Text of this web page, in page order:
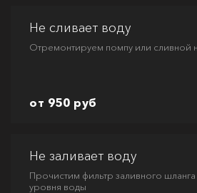
Не сливает воду
Отремонтируем помпу или сливной
от 950 руб
Не заливает воду
Прочистим фильтр заливного
уровня воды